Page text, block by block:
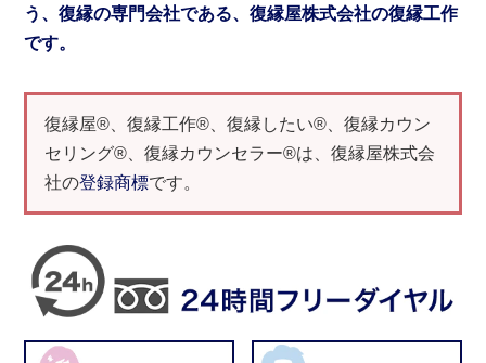
う、復縁の専門会社である、復縁屋株式会社の復縁工作
です。
復縁屋®、復縁工作®、復縁したい®、復縁カウン
セリング®、復縁カウンセラー®は、復縁屋株式会
社の登録商標です。